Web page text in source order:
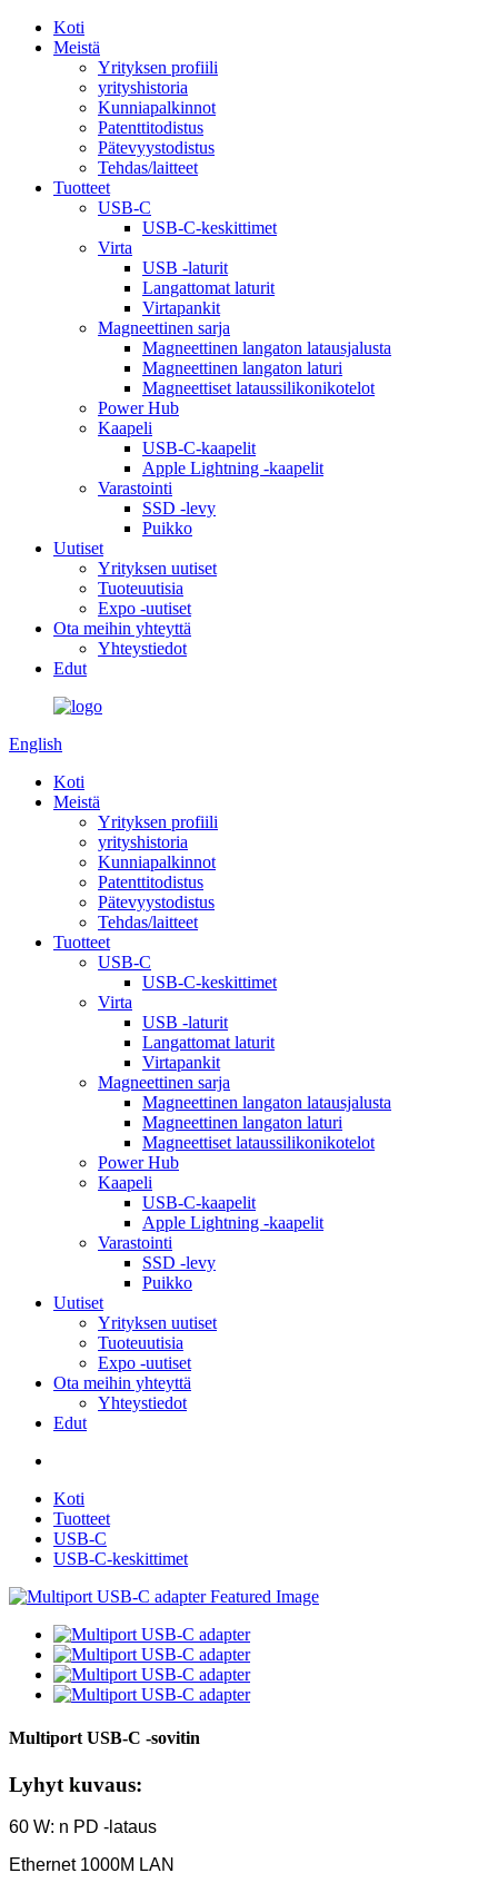
Koti
Meistä
Yrityksen profiili
yrityshistoria
Kunniapalkinnot
Patenttitodistus
Pätevyystodistus
Tehdas/laitteet
Tuotteet
USB-C
USB-C-keskittimet
Virta
USB -laturit
Langattomat laturit
Virtapankit
Magneettinen sarja
Magneettinen langaton latausjalusta
Magneettinen langaton laturi
Magneettiset lataussilikonikotelot
Power Hub
Kaapeli
USB-C-kaapelit
Apple Lightning -kaapelit
Varastointi
SSD -levy
Puikko
Uutiset
Yrityksen uutiset
Tuoteuutisia
Expo -uutiset
Ota meihin yhteyttä
Yhteystiedot
Edut
English
Koti
Meistä
Yrityksen profiili
yrityshistoria
Kunniapalkinnot
Patenttitodistus
Pätevyystodistus
Tehdas/laitteet
Tuotteet
USB-C
USB-C-keskittimet
Virta
USB -laturit
Langattomat laturit
Virtapankit
Magneettinen sarja
Magneettinen langaton latausjalusta
Magneettinen langaton laturi
Magneettiset lataussilikonikotelot
Power Hub
Kaapeli
USB-C-kaapelit
Apple Lightning -kaapelit
Varastointi
SSD -levy
Puikko
Uutiset
Yrityksen uutiset
Tuoteuutisia
Expo -uutiset
Ota meihin yhteyttä
Yhteystiedot
Edut
Koti
Tuotteet
USB-C
USB-C-keskittimet
Multiport USB-C -sovitin
Lyhyt kuvaus:
60 W: n PD -lataus
Ethernet 1000M LAN